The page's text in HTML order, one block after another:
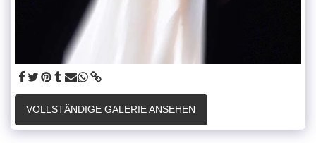
VOLLSTÄNDIGE GALERIE ANSEHEN